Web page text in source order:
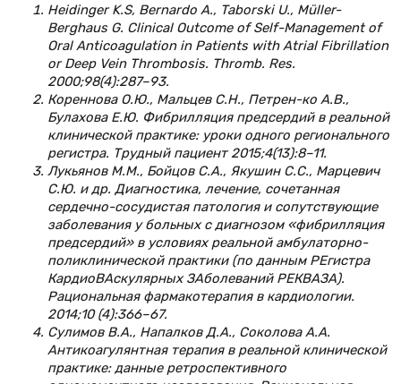
Heidinger K.S, Bernardo A., Taborski U., Müller-
Berghaus G. Clinical Outcome of Self-Management of
Oral Anticoagulation in Patients with Atrial Fibrillation
or Deep Vein Thrombosis. Thromb. Res.
2000;98(4):287–93.
Кореннова О.Ю., Мальцев С.Н., Петрен-ко А.В.,
Булахова Е.Ю. Фибрилляция предсердий в реальной
клинической практике: уроки одного регионального
регистра. Трудный пациент 2015;4(13):8–11.
Лукьянов М.М., Бойцов С.А., Якушин C.С., Марцевич
С.Ю. и др. Диагностика, лечение, сочетанная
сердечно-сосудистая патология и сопутствующие
заболевания у больных с диагнозом «фибрилляция
предсердий» в условиях реальной амбулаторно-
поликлинической практики (по данным РЕгистра
КардиоВАскулярных ЗАболеваний РЕКВАЗА).
Рациональная фармакотерапия в кардиологии.
2014;10 (4):366–67.
Сулимов В.А., Напалков Д.А., Соколова А.А.
Антикоагулянтная терапия в реальной клинической
практике: данные ретроспективного